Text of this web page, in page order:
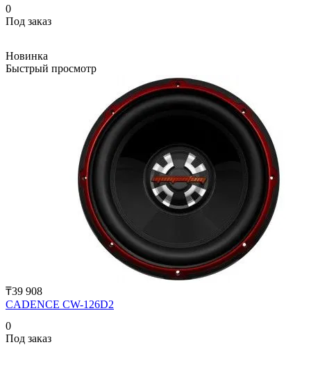
0
Под заказ
Новинка
Быстрый просмотр
₸39 908
CADENCE CW-126D2
0
Под заказ